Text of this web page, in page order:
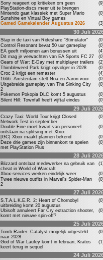
Sony reageert op kritieken om geen
PlayStation-discs meer uit te brengen
Nintendo gaat klassiek met Super Mario
Sunshine en Virtual Boy games
Gamed Gamekalender Augustus 2026
30 Juli
Stap in de taxi van Rideshare “Stimulator”
Control Resonant bevat 50 uur gameplay
EA geeft miljoenen aan bonussen uit
Dit mag je verwachten van EA Sports FC 27
Gears of War: E-Day met multiplayer trailers
Thimbleweed Park krijgt opvolger in 2028
Croc 2 krijgt een remaster
1666: Amsterdam stelt Noa en Aaron voor
Uitgebreide gameplay van The Sinking City
2
Pokemon Pokopia DLC komt 5 augustus
Silent Hill: Townfall heeft vijftal eindes
29 Juli
Crazy Taxi: World Tour krijgt Closed
Network Test in september
Double Fine moet kwart van personeel
ontslaan na splitsing met Xbox
[GC] Xbox maakt plannen bekend
Deze drie games zijn binnenkort te spelen
met PlayStation Plus
28 Juli
Blizzard ontslaat medewerker na gebruik van
cheat in World of Warcraft
Xbox-services werken eindelijk weer
Twee nieuwe outfits in Marvel's Spider-Man
2
27 Juli
S.T.A.L.K.E.R. 2: Heart of Chornobyl
uitbreiding komt 20 augustus
Ubisoft annuleert Far Cry extraction shooter,
komt met nieuwe spin-off?
25 Juli
Tomb Raider: Catalyst mogelijk uitgesteld
naar 2028
God of War Laufey komt in februari, Kratos
keert terug in sequel
24 Juli